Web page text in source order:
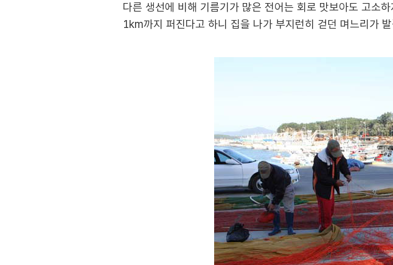
다른 생선에 비해 기름기가 많은 전어는 회로 맛보아도 고소
1km까지 퍼진다고 하니 집을 나가 부지런히 걷던 며느리가